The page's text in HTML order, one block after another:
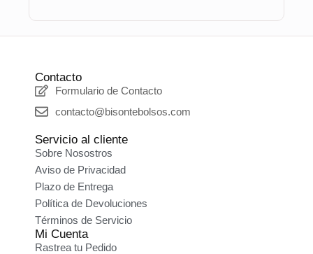
Contacto
Formulario de Contacto
contacto@bisontebolsos.com
Servicio al cliente
Sobre Nosostros
Aviso de Privacidad
Plazo de Entrega
Política de Devoluciones
Términos de Servicio
Mi Cuenta
Rastrea tu Pedido